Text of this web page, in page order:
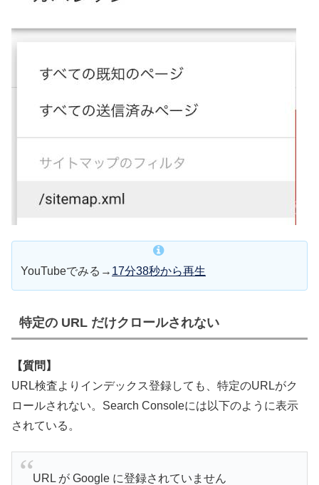
YouTubeでみる→ 17分38秒から再生
特定の URL だけクロールされない
【質問】
URL検査よりインデックス登録しても、特定のURLがク
ロールされない。Search Consoleには以下のように表示
されている。
URL が Google に登録されていません